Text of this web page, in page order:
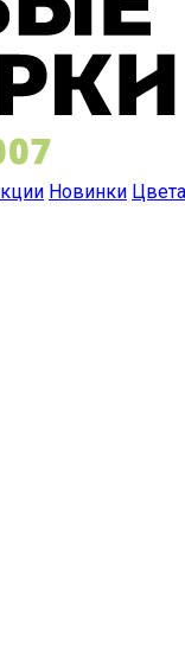
Новинки Цвета